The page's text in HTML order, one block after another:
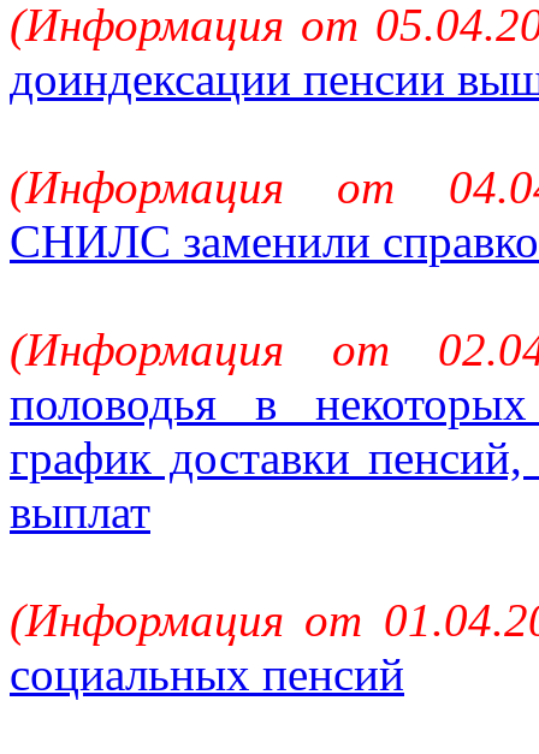
(Информация от
доиндексации пенсии
(Информация от
СНИЛС заменили
(Информация от
половодья в
график доставки
выплат
(Информация от
социальных пенсий